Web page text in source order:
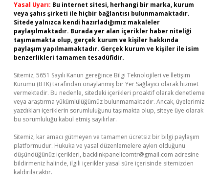
Yasal Uyarı: Bu internet sitesi, herhangi bir marka, kurum
veya şahıs şirketi ile hiçbir bağlantısı bulunmamaktadır.
Sitede yalnızca kendi hazırladığımız makaleler
paylaşılmaktadır. Burada yer alan içerikler haber niteliği
taşımamakta olup, gerçek kurum ve kişiler hakkında
paylaşım yapılmamaktadır. Gerçek kurum ve kişiler ile isim
benzerlikleri tamamen tesadüfidir.
Sitemiz, 5651 Sayılı Kanun gereğince Bilgi Teknolojileri ve İletişim
Kurumu (BTK) tarafından onaylanmış bir Yer Sağlayıcı olarak hizmet
vermektedir. Bu nedenle, sitedeki içerikleri proaktif olarak denetleme
veya araştırma yükümlülüğümüz bulunmamaktadır. Ancak, üyelerimiz
yazdıkları içeriklerin sorumluluğunu taşımakta olup, siteye üye olarak
bu sorumluluğu kabul etmiş sayılırlar.
Sitemiz, kar amacı gütmeyen ve tamamen ücretsiz bir bilgi paylaşım
platformudur. Hukuka ve yasal düzenlemelere aykırı olduğunu
düşündüğünüz içerikleri, backlinkpanelicomtr@gmail.com adresine
bildirmeniz halinde, ilgili içerikler yasal süre içerisinde sitemizden
kaldırılacaktır.